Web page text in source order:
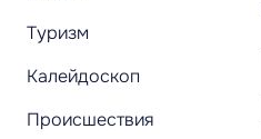
Туризм
Калейдоскоп
Происшествия